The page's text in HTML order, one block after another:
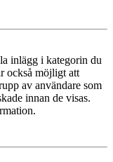
inlägg i kategorin du
också möjligt att
av användare som
innan de visas.